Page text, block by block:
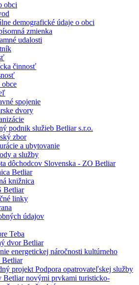
obci
demografické údaje o obci
zmienka
udalosti
činnosť
obce
spojenie
dvory
podnik služieb Betliar s.r.o.
zbor
a ubytovanie
a služby
dôchodcov Slovenska - ZO Betliar
Betliar
knižnica
Betliar
linky
údajov
Teba
dvor Betliar
energetickej náročnosti kultúrneho
Betliar
projekt Podpora opatrovateľskej služby
Betliar novými prvkami turisticko-